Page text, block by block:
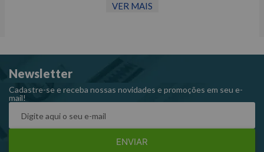
Dimensões CxLxA (mm):
Carrinho: 650x410x850;
1 Gaveta 500x400x100 c/ porta cadeado.
VER MAIS
Newsletter
Cadastre-se e receba nossas novidades e promoções em seu e-
mail!
ENVIAR